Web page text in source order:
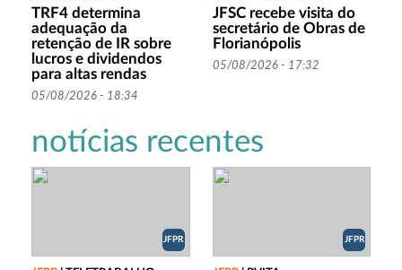
TRF4 determina
adequação da
retenção de IR sobre
lucros e dividendos
para altas rendas
05/08/2026 - 18:34
JFSC recebe visita do
secretário de Obras de
Florianópolis
05/08/2026 - 17:32
notícias recentes
JFPR JFPR